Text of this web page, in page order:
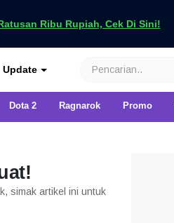
Ribu Rupiah, Cek Di Sini!
Update
Dota 2 Ragnarok Promo
simak artikel ini untuk